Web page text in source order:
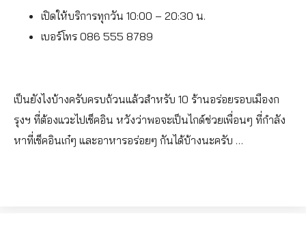
เปิดให้บริการทุกวัน 10:00 – 20:30 น.
เบอร์โทร 086 555 8789
เป็นยังไงบ้างครับครบถ้วนแล้วสำหรับ 10 ร้านอร่อยรอบเมืองก
รุงฯ ที่ต้องแวะไปเช็คอิน หวังว่าพอจะเป็นไกด์ช่วยเพื่อนๆ ที่กำลัง
หาที่เช็คอินเก๋ๆ และอาหารอร่อยๆ กันได้บ้างนะครับ …